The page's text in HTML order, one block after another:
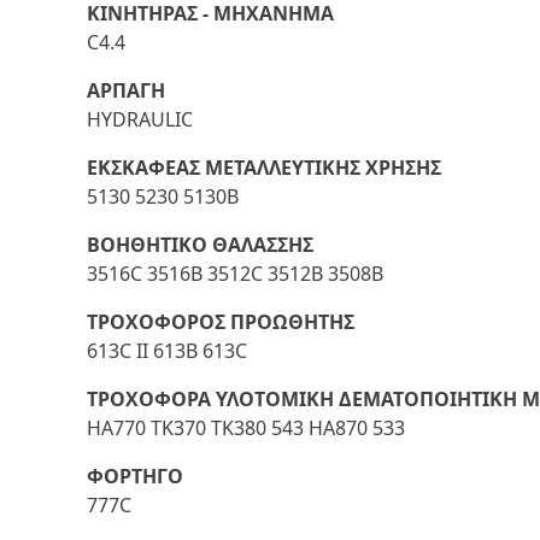
ΚΙΝΗΤΗΡΑΣ - ΜΗΧΑΝΗΜΑ
C4.4
ΑΡΠΑΓΗ
HYDRAULIC
ΕΚΣΚΑΦΕΑΣ ΜΕΤΑΛΛΕΥΤΙΚΗΣ ΧΡΗΣΗΣ
5130 5230 5130B
ΒΟΗΘΗΤΙΚΟ ΘΑΛΑΣΣΗΣ
3516C 3516B 3512C 3512B 3508B
ΤΡΟΧΟΦΟΡΟΣ ΠΡΟΩΘΗΤΗΣ
613C II 613B 613C
ΤΡΟΧΟΦΟΡΑ ΥΛΟΤΟΜΙΚΗ ΔΕΜΑΤΟΠΟΙΗΤΙΚΗ
HA770 TK370 TK380 543 HA870 533
ΦΟΡΤΗΓΟ
777C